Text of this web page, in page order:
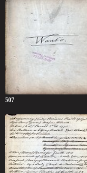
507